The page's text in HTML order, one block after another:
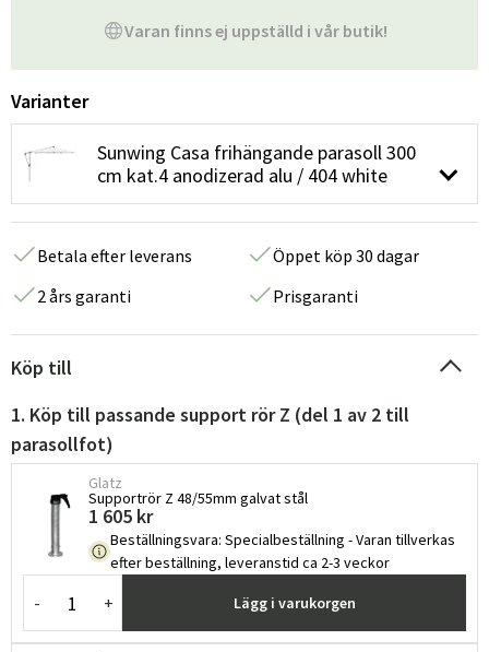
Varan finns ej uppställd i vår butik!
Varianter
Sunwing Casa frihängande parasoll 300
cm kat.4 anodizerad alu / 404 white
Betala efter leverans
Öppet köp 30 dagar
2 års garanti
Prisgaranti
Köp till
1. Köp till passande support rör Z (del 1 av 2 till
parasollfot)
Glatz
Supportrör Z 48/55mm galvat stål
1 605 kr
Beställningsvara: Specialbeställning - Varan tillverkas
efter beställning, leveranstid ca 2-3 veckor
- + Lägg i varukorgen